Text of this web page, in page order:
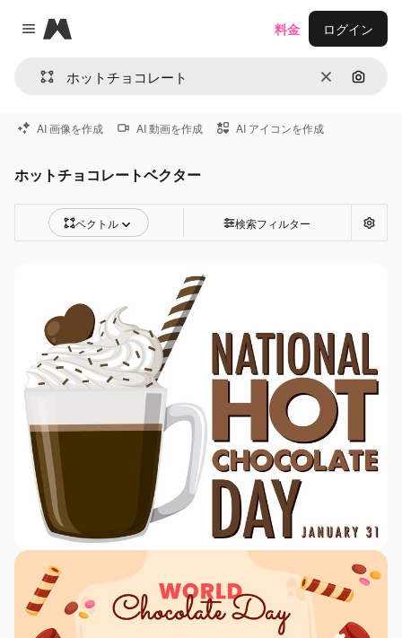
Close menu
Magnific
消去 画像で
料金 ログイン
AI 画像を作成 AI 動画を作成 AI アイコンを作成
ホットチョコレートベクター
ベクトル 検索フィルター